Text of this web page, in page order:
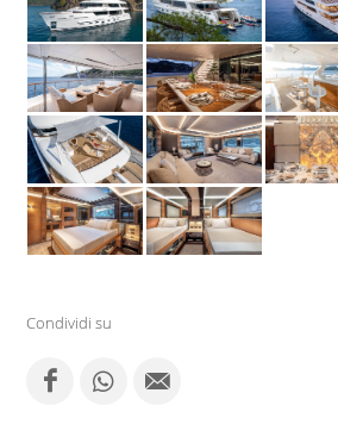
Condividi su